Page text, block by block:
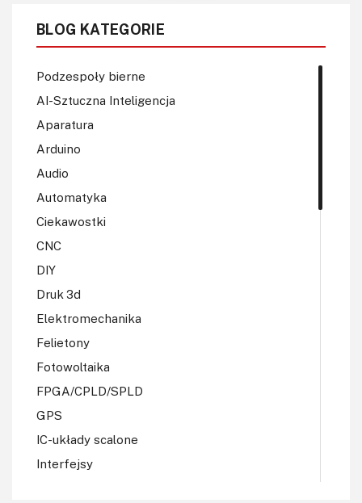
BLOG KATEGORIE
Podzespoły bierne
AI-Sztuczna Inteligencja
Aparatura
Arduino
Audio
Automatyka
Ciekawostki
CNC
DIY
Druk 3d
Elektromechanika
Felietony
Fotowoltaika
FPGA/CPLD/SPLD
GPS
IC-układy scalone
Interfejsy